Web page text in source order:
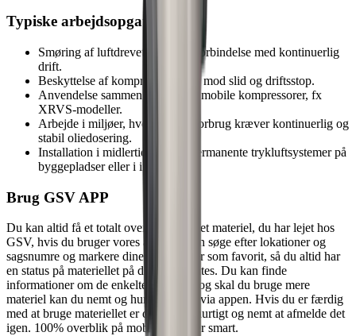
Typiske arbejdsopgaver
Smøring af luftdrevet værktøj i forbindelse med kontinuerlig
drift.
Beskyttelse af kompressorudstyr mod slid og driftsstop.
Anvendelse sammen med større mobile kompressorer, fx
XRVS‑modeller.
Arbejde i miljøer, hvor højt luftforbrug kræver kontinuerlig og
stabil oliedosering.
Installation i midlertidige eller permanente trykluftsystemer på
byggepladser eller i industrien.
Brug GSV APP
Du kan altid få et totalt overblik over det materiel, du har lejet hos
GSV, hvis du bruger vores app. Du kan søge efter lokationer og
sagsnumre og markere dine byggesager som favorit, så du altid har
en status på materiellet på dine byggesites. Du kan finde
informationer om de enkelte maskiner og skal du bruge mere
materiel kan du nemt og hurtigt booke via appen. Hvis du er færdig
med at bruge materiellet er det lige så hurtigt og nemt at afmelde det
igen. 100% overblik på mobilen - det er smart.